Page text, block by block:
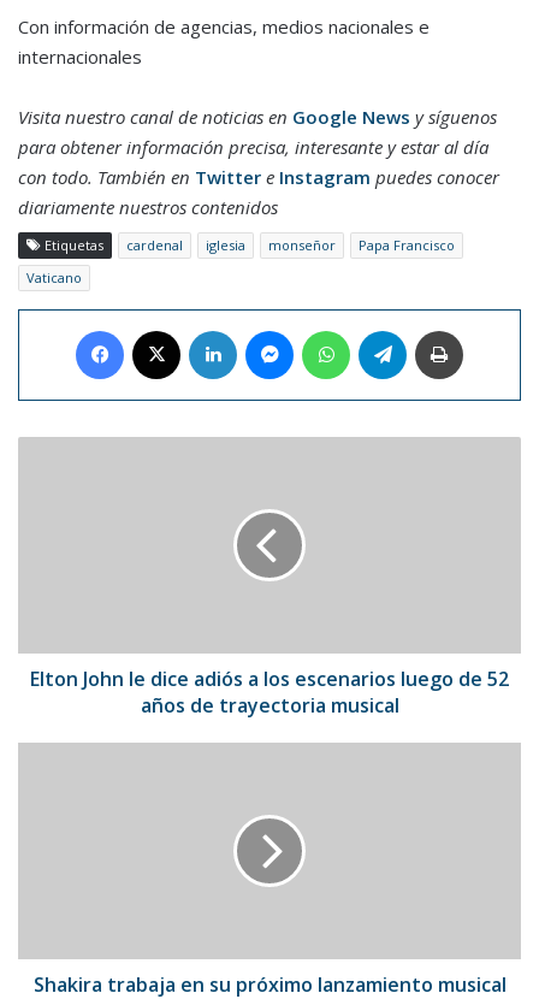
Con información de agencias, medios nacionales e
internacionales
Visita nuestro canal de noticias en Google News y síguenos
para obtener información precisa, interesante y estar al día
con todo. También en Twitter e Instagram puedes conocer
diariamente nuestros contenidos
Etiquetas cardenal iglesia monseñor
Papa Francisco
Vaticano
Facebook LinkedIn MessengerWhatsAppTelegram
luego
deElton John le dice adiós a los escenarios luego de 52
años de trayectoria musical
Shakira trabaja en su próximo lanzamiento musical